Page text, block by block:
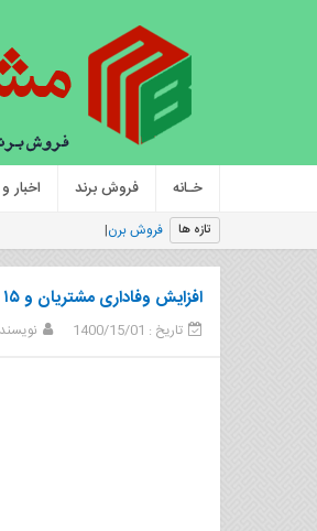
خـانه فروش برند اخبار
تازه ها فروش برند آرایشی و بهداشتی |
افزایش وفاداری مشتریان و ۱۵ روش برای تبدیل آن‌ها به سفیران برند
تاریخ : 1400/15/01